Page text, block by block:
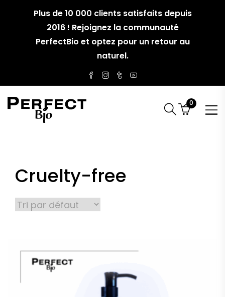
Plus de 10 000 clients satisfaits depuis
2016 ! Rejoignez la communauté
PerfectBio et optez pour un retour au
naturel.
0
Cruelty-free